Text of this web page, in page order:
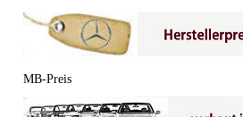
MB-Preis